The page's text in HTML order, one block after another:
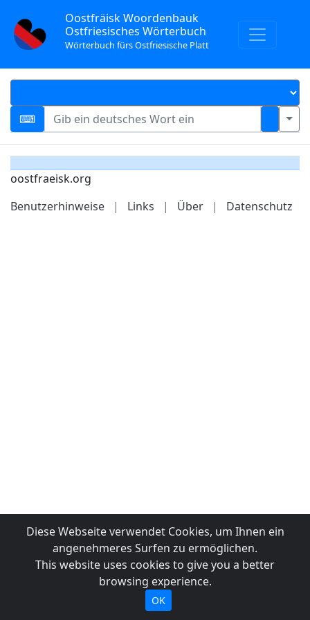
Oostfräisk Woordenbauk
Ostfriesisches Wörterbuch
Wörterbuch fürs Ostfriesische Platt
oostfraeisk.org
Benutzerhinweise
| Links | Über | Datenschutz
Diese Webseite verwendet Cookies, um Ihnen ein
angenehmeres Surfen zu ermöglichen.
This website uses cookies to give you a better
browsing experience.
OK